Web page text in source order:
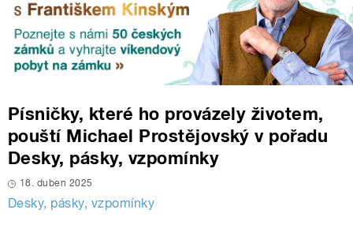
Písničky, které ho provázely životem,
pouští Michael Prostějovský v pořadu
Desky, pásky, vzpomínky
18. duben 2025
Desky, pásky, vzpomínky